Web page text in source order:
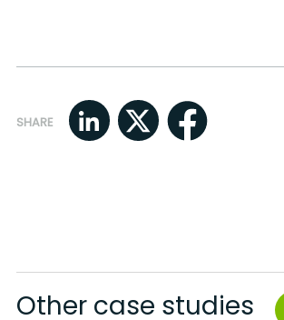
SHARE
Other case studies